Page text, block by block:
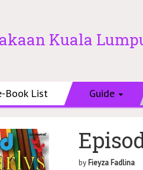
Kuala
Book List Guide
by Fieyza Fadlina